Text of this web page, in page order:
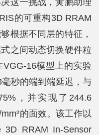
的可重构3D RRAM
根据不同层的特征，
之间动态切换硬件粒
16模型上的实验
秒的端到端延迟，与
，并实现了244.6
的面效。该工作以
3D RRAM In-Sensor